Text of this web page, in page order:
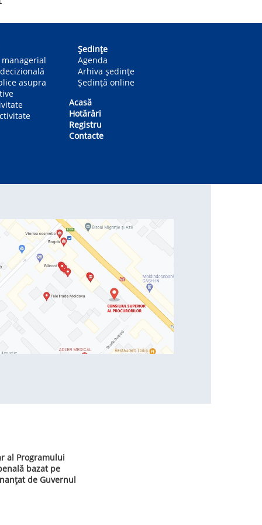
asupra
Ședințe
Agenda
Arhiva ședințe
Ședință online
Acasă
Hotărâri
Registru
Contacte
al Programului
bazat pe
de Guvernul